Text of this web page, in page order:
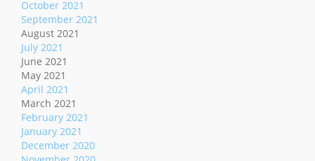
October 2021
September 2021
August 2021
July 2021
June 2021
May 2021
April 2021
March 2021
February 2021
January 2021
December 2020